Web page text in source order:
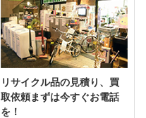
リサイクル品の見積り、買
取依頼まずは今すぐお電話
を！